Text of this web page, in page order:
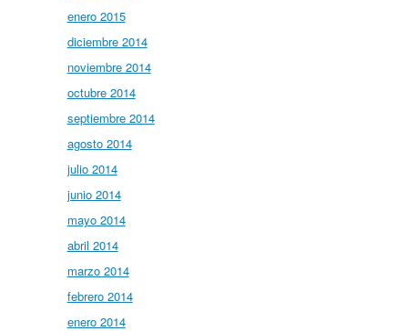
enero 2015
diciembre 2014
noviembre 2014
octubre 2014
septiembre 2014
agosto 2014
julio 2014
junio 2014
mayo 2014
abril 2014
marzo 2014
febrero 2014
enero 2014